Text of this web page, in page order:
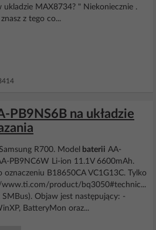
MAX8734? " Niekoniecznie .
z tego co...
PB9NS6B na układzie
R700. Model baterii AA-
PB9NC6W Li-ion 11.1V 6600mAh.
oznaczeniu B18650CA VC1G13C. Tylko
www.ti.com/product/bq3050#technic...
Objaw jest następujący: -
BatteryMon oraz...